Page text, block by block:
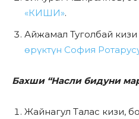
«КИШИ».
Айжамал Туголбай
өрүктүн София
Бахши “Насли бидуни
Жайнагул Талас кизи,